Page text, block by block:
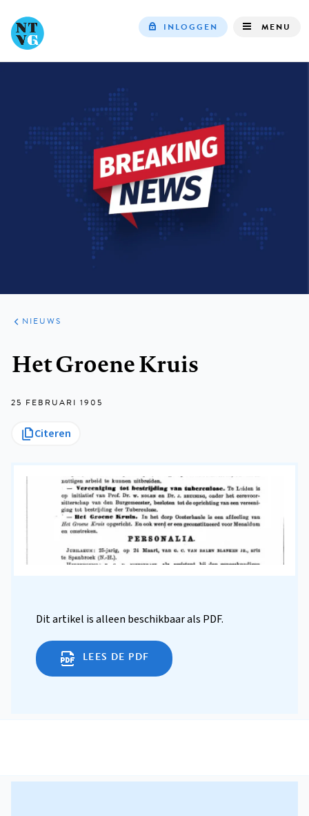
INLOGGEN MENU
ARTIKELEN
HET
KORT
NIEUWS
Het Groene Kruis
25 FEBRUARI 1905
Citeren
Dit artikel is alleen beschikbaar als PDF.
LEES DE PDF